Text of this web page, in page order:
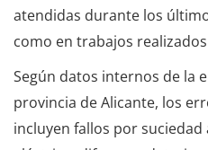
atendidas durante los
como en trabajos
Según datos internos de la
provincia de Alicante, los
incluyen fallos por